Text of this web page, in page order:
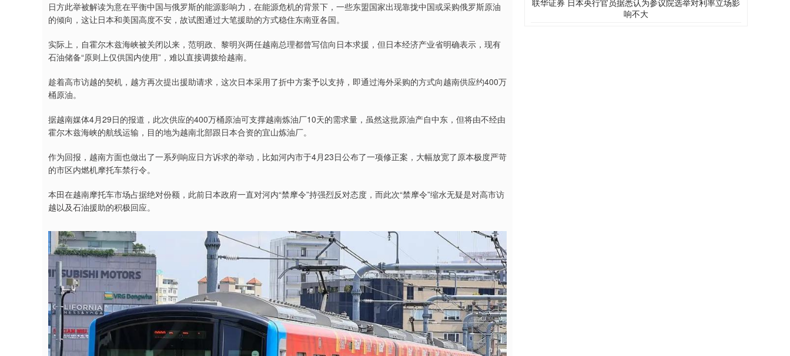
日方此举被解读为意在平衡中国与俄罗斯的能源影响力，在能源危机的背景下，一些东盟国家出现靠拢中国或采购俄罗斯原油
的倾向，这让日本和美国高度不安，故试图通过大笔援助的方式稳住东南亚各国。
实际上，自霍尔木兹海峡被关闭以来，范明政、黎明兴两任越南总理都曾写信向日本求援，但日本经济产业省明确表示，现有
石油储备“原则上仅供国内使用”，难以直接调拨给越南。
趁着高市访越的契机，越方再次提出援助请求，这次日本采用了折中方案予以支持，即通过海外采购的方式向越南供应约400万
桶原油。
据越南媒体4月29日的报道，此次供应的400万桶原油可支撑越南炼油厂10天的需求量，虽然这批原油产自中东，但将由不经由
霍尔木兹海峡的航线运输，目的地为越南北部跟日本合资的宜山炼油厂。
作为回报，越南方面也做出了一系列响应日方诉求的举动，比如河内市于4月23日公布了一项修正案，大幅放宽了原本极度严苛
的市区内燃机摩托车禁行令。
本田在越南摩托车市场占据绝对份额，此前日本政府一直对河内“禁摩令”持强烈反对态度，而此次“禁摩令”缩水无疑是对高市访
越以及石油援助的积极回应。
联华证券 日本央行官员据悉认为参议院选举对利率立场影
响不大